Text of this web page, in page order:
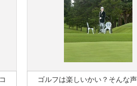
ゴルフは楽しいかい？そんな